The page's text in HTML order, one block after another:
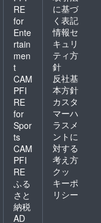
RE
for
Ente
rtain
men
t
CAM
PFI
RE
for
Spor
ts
CAM
PFI
RE
ふる
さと
納税
AD
に基づ
く表記
情報セ
キュリ
ティ方
針
反社基
本方針
カスタ
マーハ
ラスメ
ントに
対する
考え方
クッ
キーポ
リシー